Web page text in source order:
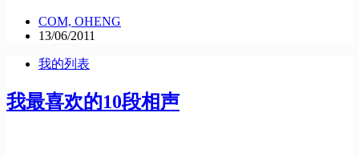
COM, OHENG
13/06/2011
我的列表
我最喜欢的10段相声